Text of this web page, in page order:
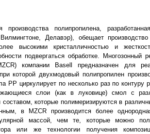
производства полипропилена,
Делавэр), обещает
высокими кристалличностью и
подвергаться обработке. Многозонный
компании Basell предназначен для
которой двухмодовый полипропилен
PP циркулирует по несколько раз по контуру
слои (как в луковице) смол с
которые полимеризируются в
в MZCR производится более
массой, чем те, которые можно
или же технологии получения